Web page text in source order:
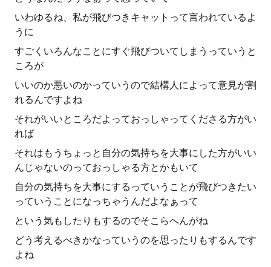
いわゆるね、私が飛びつきキャットって言われているよ
うに
すごくいろんなことにすぐ飛びついてしまうっていうと
ころが
いいのか悪いのかっていうので結構人によって意見が割
れるんですよね
それがいいところだよっておっしゃってくださる方がい
れば
それはもうちょっと自分の気持ちを大事にした方がいい
んじゃないのっておっしゃる方とかもいて
自分の気持ちを大事にするっていうことが飛びつきたい
っていうことになっちゃうんだよなぁって
という気もしたりもするのでそこらへんがね
どう考えるべきかなっていうのを思ったりもするんです
よね